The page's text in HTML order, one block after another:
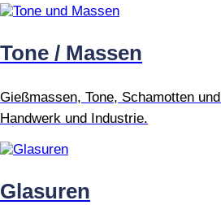
Tone / Massen
Gießmassen, Tone, Schamotten
Handwerk und Industrie.
Glasuren